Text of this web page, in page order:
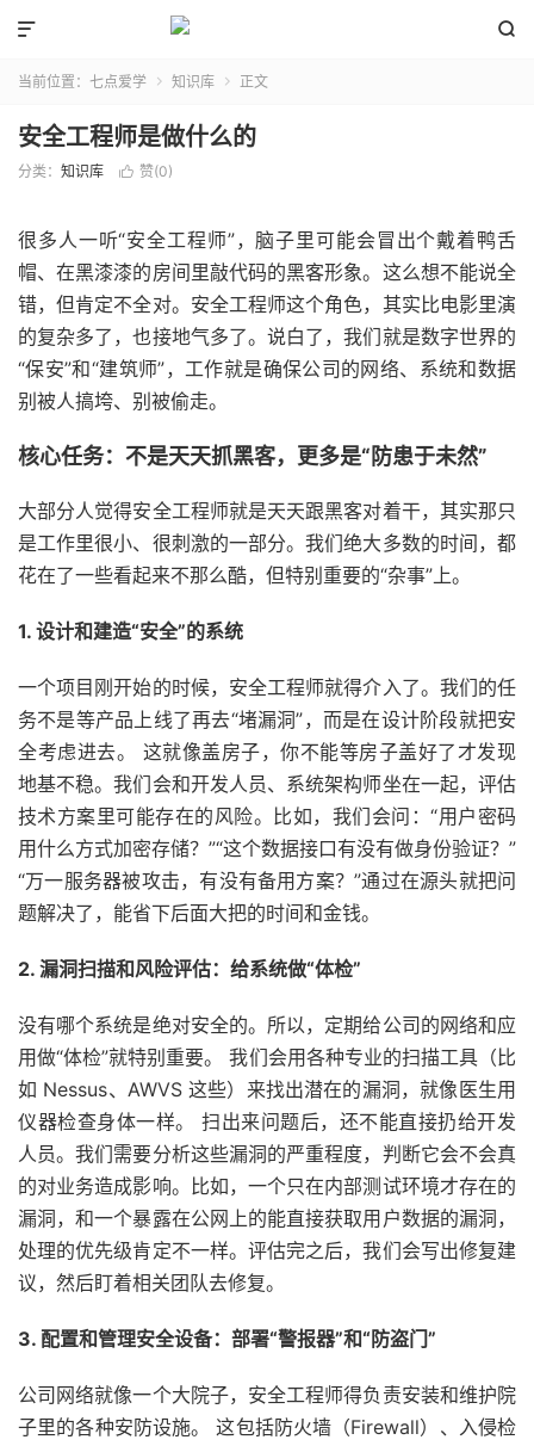


当前位置： 七点爱学  知识库  正文
安全工程师是做什么的
分类： 知识库  赞(0)
很多人一听“安全工程师”，脑子里可能会冒出个戴着鸭舌
帽、在黑漆漆的房间里敲代码的黑客形象。这么想不能说全
错，但肯定不全对。安全工程师这个角色，其实比电影里演
的复杂多了，也接地气多了。说白了，我们就是数字世界的
“保安”和“建筑师”，工作就是确保公司的网络、系统和数据
别被人搞垮、别被偷走。
核心任务：不是天天抓黑客，更多是“防患于未然”
大部分人觉得安全工程师就是天天跟黑客对着干，其实那只
是工作里很小、很刺激的一部分。我们绝大多数的时间，都
花在了一些看起来不那么酷，但特别重要的“杂事”上。
1. 设计和建造“安全”的系统
一个项目刚开始的时候，安全工程师就得介入了。我们的任
务不是等产品上线了再去“堵漏洞”，而是在设计阶段就把安
全考虑进去。 这就像盖房子，你不能等房子盖好了才发现
地基不稳。我们会和开发人员、系统架构师坐在一起，评估
技术方案里可能存在的风险。比如，我们会问：“用户密码
用什么方式加密存储？”“这个数据接口有没有做身份验证？”
“万一服务器被攻击，有没有备用方案？”通过在源头就把问
题解决了，能省下后面大把的时间和金钱。
2. 漏洞扫描和风险评估：给系统做“体检”
没有哪个系统是绝对安全的。所以，定期给公司的网络和应
用做“体检”就特别重要。 我们会用各种专业的扫描工具（比
如 Nessus、AWVS 这些）来找出潜在的漏洞，就像医生用
仪器检查身体一样。 扫出来问题后，还不能直接扔给开发
人员。我们需要分析这些漏洞的严重程度，判断它会不会真
的对业务造成影响。比如，一个只在内部测试环境才存在的
漏洞，和一个暴露在公网上的能直接获取用户数据的漏洞，
处理的优先级肯定不一样。评估完之后，我们会写出修复建
议，然后盯着相关团队去修复。
3. 配置和管理安全设备：部署“警报器”和“防盗门”
公司网络就像一个大院子，安全工程师得负责安装和维护院
子里的各种安防设施。 这包括防火墙（Firewall）、入侵检